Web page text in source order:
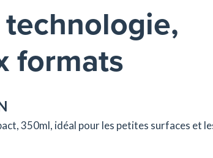
formats
350ml, idéal pour les petites surfaces et